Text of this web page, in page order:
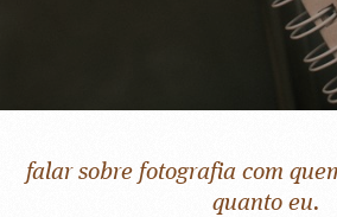
falar sobre fotografia com
quanto eu.